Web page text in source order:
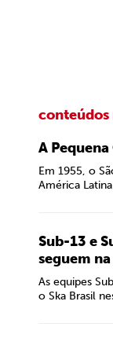
conteúdos
A
Em 1955, o
América
Sub-13 e
seguem
As equipes
o Ska Brasil